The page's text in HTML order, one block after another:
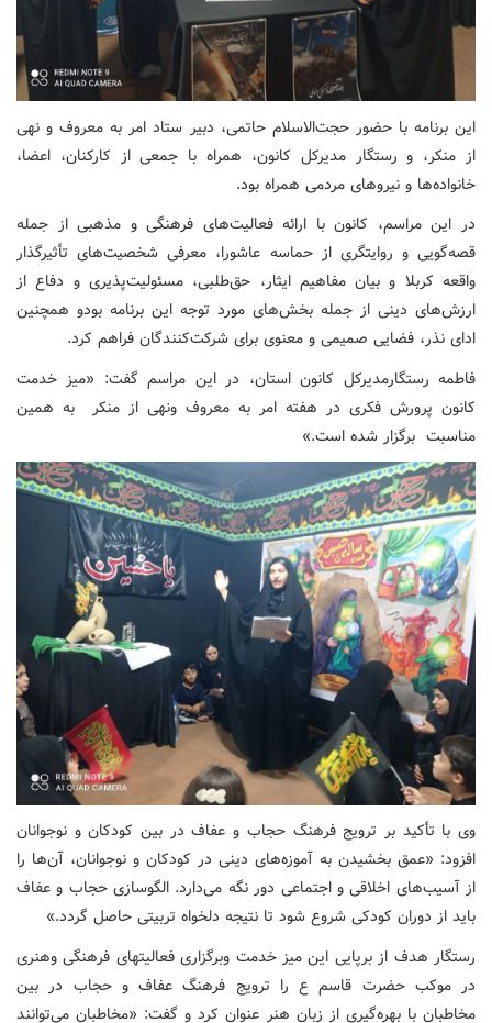
این برنامه با حضور حجت‌الاسلام حاتمی، دبیر ستاد امر به معروف و نهی
از منکر، و رستگار مدیرکل کانون، همراه با جمعی از کارکنان، اعضا،
خانواده‌ها و نیروهای مردمی همراه بود.
در این مراسم، کانون با ارائه فعالیت‌های فرهنگی و مذهبی از جمله
قصه‌گویی و روایتگری از حماسه عاشورا، معرفی شخصیت‌های تأثیرگذار
واقعه کربلا و بیان مفاهیم ایثار، حق‌طلبی، مسئولیت‌پذیری و دفاع از
ارزش‌های دینی از جمله بخش‌های مورد توجه این برنامه بودو همچنین
ادای نذر، فضایی صمیمی و معنوی برای شرکت‌کنندگان فراهم کرد.
فاطمه رستگارمدیرکل کانون استان، در این مراسم گفت: «میز خدمت
کانون پرورش فکری در هفته امر به معروف ونهی از منکر به همین
مناسبت برگزار شده است.»
وی با تأکید بر ترویج فرهنگ حجاب و عفاف در بین کودکان و نوجوانان
افزود: «عمق بخشیدن به آموزه‌های دینی در کودکان و نوجوانان، آن‌ها را
از آسیب‌های اخلاقی و اجتماعی دور نگه می‌دارد. الگوسازی حجاب و عفاف
باید از دوران کودکی شروع شود تا نتیجه دلخواه تربیتی حاصل گردد.»
رستگار هدف از برپایی این میز خدمت وبرگزاری فعالیتهای فرهنگی وهنری
در موکب حضرت قاسم ع را ترویج فرهنگ عفاف و حجاب در بین
مخاطبان با بهره‌گیری از زبان هنر عنوان کرد و گفت: «مخاطبان می‌توانند